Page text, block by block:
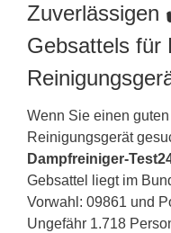
Zuverlässigen
Gebsattels für
Wenn Sie einen
Reinigungsgerät
Dampfreiniger-
Gebsattel liegt im
Vorwahl: 09861 und
Ungefähr 1.718